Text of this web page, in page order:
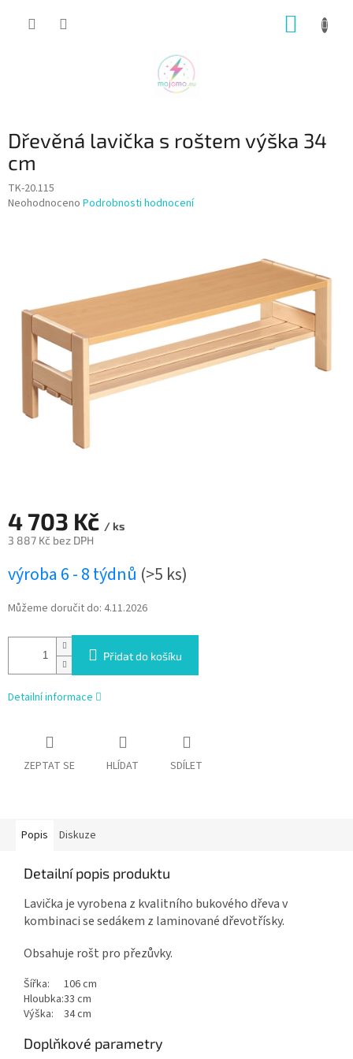
Dřevěná lavička s roštem výška 34
cm
TK-20.115
Průměrné
hvězdiček.
Neohodnoceno Podrobnosti hodnocení
4 703 Kč / ks
3 887 Kč bez DPH
cena:
výroba 6 - 8 týdnů (>5 ks)
Můžeme doručit do: 4.11.2026
Přidat do košíku
Detailní informace
ZEPTAT SE HLÍDAT SDÍLET
Popis Diskuze
Detailní popis produktu
Lavička je vyrobena z kvalitního bukového dřeva v
kombinaci se sedákem z laminované dřevotřísky.
Obsahuje rošt pro přezůvky.
Šířka:
106 cm
Hloubka:33 cm
Výška:
34 cm
Doplňkové parametry